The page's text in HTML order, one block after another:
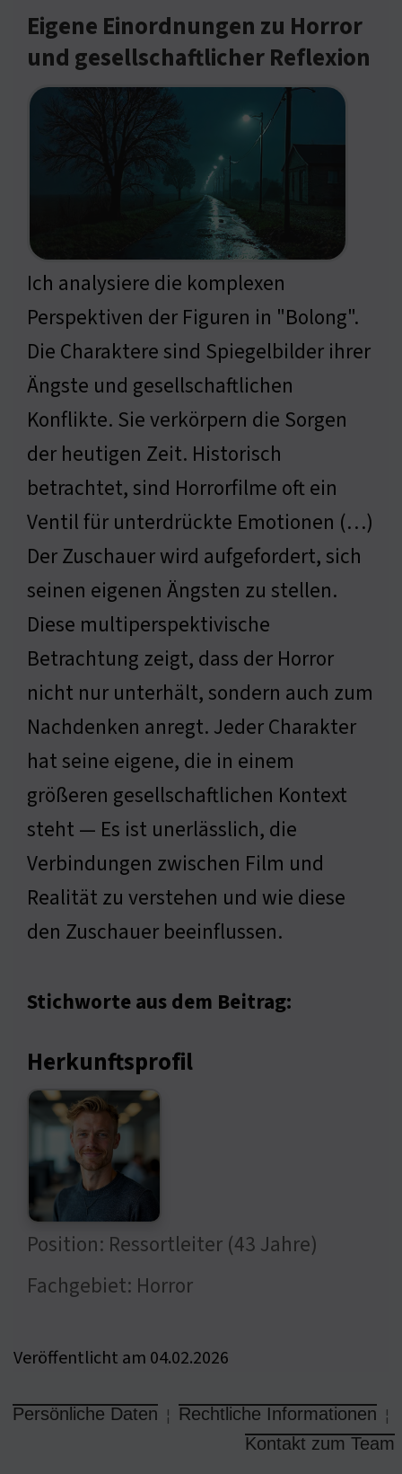
Eigene Einordnungen zu Horror
und gesellschaftlicher Reflexion
Ich analysiere die komplexen
Perspektiven der Figuren in "Bolong".
Die Charaktere sind Spiegelbilder ihrer
Ängste und gesellschaftlichen
Konflikte. Sie verkörpern die Sorgen
der heutigen Zeit. Historisch
betrachtet, sind Horrorfilme oft ein
Ventil für unterdrückte Emotionen (…)
Der Zuschauer wird aufgefordert, sich
seinen eigenen Ängsten zu stellen.
Diese multiperspektivische
Betrachtung zeigt, dass der Horror
nicht nur unterhält, sondern auch zum
Nachdenken anregt. Jeder Charakter
hat seine eigene, die in einem
größeren gesellschaftlichen Kontext
steht — Es ist unerlässlich, die
Verbindungen zwischen Film und
Realität zu verstehen und wie diese
den Zuschauer beeinflussen.
Stichworte aus dem Beitrag:
Herkunftsprofil
Position: Ressortleiter (43 Jahre)
Fachgebiet: Horror
Veröffentlicht am 04.02.2026
Persönliche Daten ¦ Rechtliche Informationen ¦
Kontakt zum Team